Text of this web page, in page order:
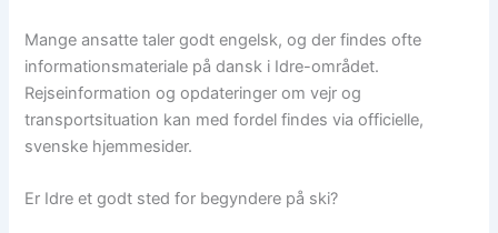
Mange ansatte taler godt engelsk, og der findes ofte
informationsmateriale på dansk i Idre-området.
Rejseinformation og opdateringer om vejr og
transportsituation kan med fordel findes via officielle,
svenske hjemmesider.
Er Idre et godt sted for begyndere på ski?